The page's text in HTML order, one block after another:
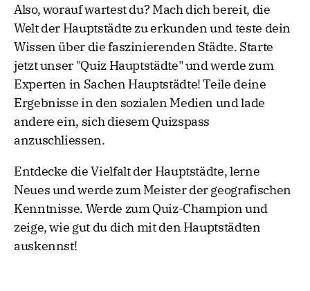
Also, worauf wartest du? Mach dich bereit, die
Welt der Hauptstädte zu erkunden und teste dein
Wissen über die faszinierenden Städte. Starte
jetzt unser "Quiz Hauptstädte" und werde zum
Experten in Sachen Hauptstädte! Teile deine
Ergebnisse in den sozialen Medien und lade
andere ein, sich diesem Quizspass
anzuschliessen.
Entdecke die Vielfalt der Hauptstädte, lerne
Neues und werde zum Meister der geografischen
Kenntnisse. Werde zum Quiz-Champion und
zeige, wie gut du dich mit den Hauptstädten
auskennst!